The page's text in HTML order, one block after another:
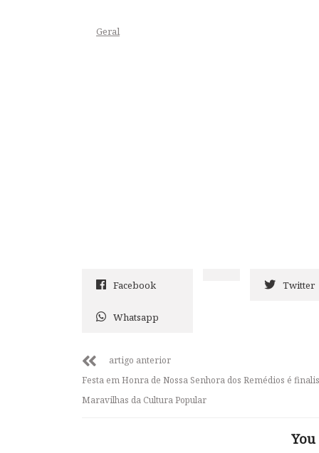
Geral
Facebook Twitter
Whatsapp
artigo anterior
Festa em Honra de Nossa Senhora dos Remédios é
Maravilhas da Cultura Popular